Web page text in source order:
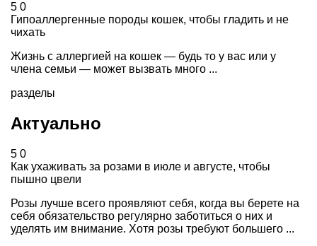
5 0
Гипоаллергенные породы кошек, чтобы гладить и не
чихать
Жизнь с аллергией на кошек — будь то у вас или у
члена семьи — может вызвать много ...
разделы
Актуально
5 0
Как ухаживать за розами в июле и августе, чтобы
пышно цвели
Розы лучше всего проявляют себя, когда вы берете на
себя обязательство регулярно заботиться о них и
уделять им внимание. Хотя розы требуют большего ...